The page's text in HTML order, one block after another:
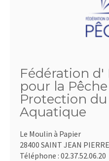
Fédération d'
pour la
Protection
Aquatique
Le Moulin à Papier
28400 SAINT JEAN
Téléphone : 02.37.52.06.20